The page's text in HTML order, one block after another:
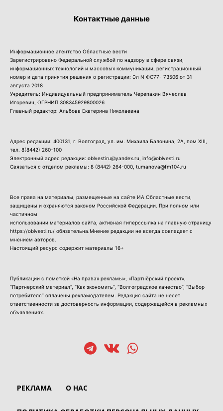
Контактные данные
Информационное агентство Областные вести
Зарегистрировано Федеральной службой по надзору в сфере связи,
информационных технологий и массовых коммуникации, регистрационный
номер и дата принятия решения о регистрации: Эл N ФС77- 73506 от 31
августа 2018
Учредитель: Индивидуальный предприниматель Черепахин Вячеслав
Игоревич, ОГРНИП 308345929800026
Главный редактор: Альбова Екатерина Николаевна
Адрес редакции: 400131, г. Волгоград, ул. им. Михаила Балонина, 2А, пом XIII,
тел. 8(8442) 260-100
Электронный адрес редакции: oblvestiru@yandex.ru, info@oblvesti.ru
Связаться с отделом рекламы: 8 (8442) 264-000 , tumanova@fm104.ru
Все права на материалы, размещенные на сайте ИА Областные вести,
защищены и охраняются законом Российской Федерации. При полном или
частичном
использовании материалов сайта, активная гиперссылка на главную страницу
https://oblvesti.ru/ обязательна.Мнение редакции не всегда совпадает с
мнением авторов.
Настоящий ресурс содержит материалы 16+
Публикации с пометкой «На правах рекламы», «Партнёрский проект»,
“Партнерский материал”, “Как экономить”, “Волгоградское качество”, “Выбор
потребителя” оплачены рекламодателем. Редакция сайта не несет
ответственности за достоверность информации, содержащейся в рекламных
объявлениях.
РЕКЛАМА О НАС